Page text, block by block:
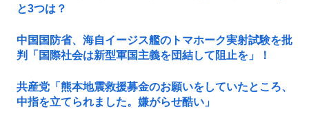
と3つは？
中国国防省、海自イージス艦のトマホーク実射試験を批
判「国際社会は新型軍国主義を団結して阻止を」！
共産党「熊本地震救援募金のお願いをしていたところ、
中指を立てられました。嫌がらせ酷い」